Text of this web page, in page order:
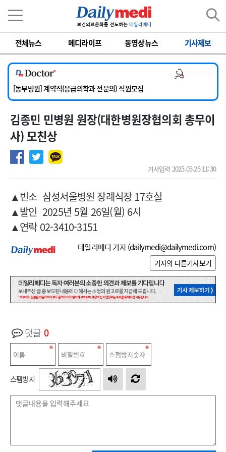
전체뉴스 메디라이프 동영상뉴스 기사제보
[서울아산병원] 2026년 하반기 인턴 모집
[영남대학교의료원] 마취통증의학과 임기제 임상의사 채용
[충남대학교병원] 소아청소년과(소아응급전담) 계약직 의사 공개채용
[동부병원] 계약직(응급의학과 전문의) 직원모집
[이대목동병원] 하반기 전공의(레지던트1년차) 모집
[서울아산병원] 2026년 하반기 인턴 모집
[영남대학교의료원] 마취통증의학과 임기제 임상의사 채용
김종민 민병원 원장(대한병원장협의회 총무이
사) 모친상
기사입력 2025.05.25 11:30
▲빈소 삼성서울병원 장례식장 17호실
▲발인 2025년 5월 26일(월) 6시
▲연락 02-3410-3151
데일리메디 기자 (dailymedi@dailymedi.com)
기자의 다른기사보기
댓글 0
스팸방지